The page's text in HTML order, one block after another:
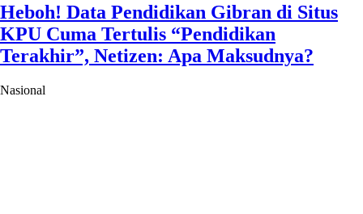
Heboh! Data Pendidikan Gibran di Situs
KPU Cuma Tertulis “Pendidikan
Terakhir”, Netizen: Apa Maksudnya?
Nasional